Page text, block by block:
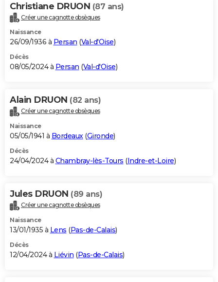
Christiane DRUON (87 ans)
Créer une cagnotte obsèques
Naissance
26/09/1936 à Persan (Val-d'Oise)
Décès
08/05/2024 à Persan (Val-d'Oise)
Alain DRUON (82 ans)
Créer une cagnotte obsèques
Naissance
05/05/1941 à Bordeaux(Gironde)
Décès
24/04/2024 à Chambray-lès-Tours (Indre-et-Loire)
Jules DRUON (89 ans)
Créer une cagnotte obsèques
Naissance
13/01/1935 à Lens (Pas-de-Calais)
Décès
12/04/2024 à Liévin (Pas-de-Calais)